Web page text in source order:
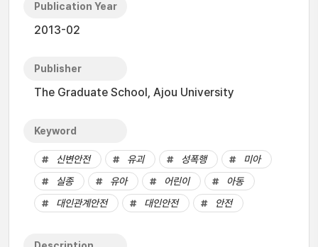
Publication Year
2013-02
Publisher
The Graduate School, Ajou University
Keyword
신변안전 유괴 성폭행
미아
실종
유아 어린이
아동
대인관계안전
대인안전 안전